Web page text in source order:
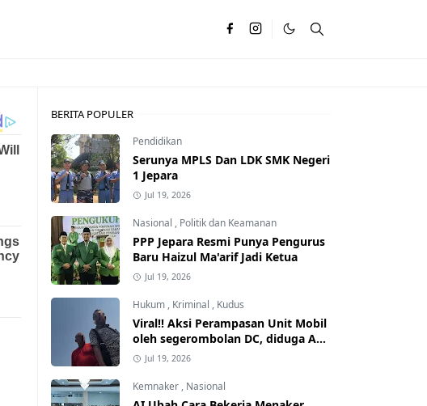
BERITA POPULER
Pendidikan
Serunya MPLS Dan LDK SMK Negeri
1 Jepara
Jul 19, 2026
Nasional , Politik dan Keamanan
PPP Jepara Resmi Punya Pengurus
Baru Haizul Ma'arif Jadi Ketua
Jul 19, 2026
Hukum , Kriminal , Kudus
Viral!! Aksi Perampasan Unit Mobil
oleh segerombolan DC, diduga Ada
Dalangnya
Jul 19, 2026
Kemnaker , Nasional